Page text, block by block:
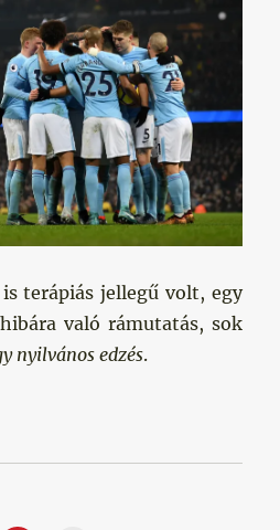
terápiás jellegű volt, egy
való rámutatás, sok
nyilvános edzés.